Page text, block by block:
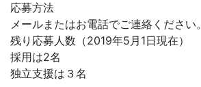
応募方法
メールまたはお電話でご連絡ください。
残り応募人数（2019年5月1日現在）
採用は2名
独立支援は３名